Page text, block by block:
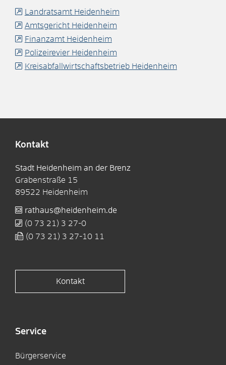
Landratsamt Heidenheim
Amtsgericht Heidenheim
Finanzamt Heidenheim
Polizeirevier Heidenheim
Kreisabfallwirtschaftsbetrieb Heidenheim
Kontakt
Stadt Heidenheim an der Brenz
Grabenstraße 15
89522 Heidenheim
rathaus@heidenheim.de
(0 73 21) 3 27-0
(0 73 21) 3 27-10 11
Kontakt
Service
Bürgerservice